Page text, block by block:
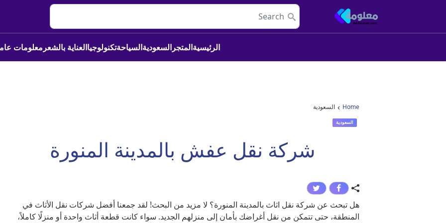
Main Navigation
الرئيسيةالمتجرالسعوديةالسياحةتكنولوجياالعناية بالشعر معلومات
Home
› السعودية
السعودية
شركة نقل عفش بالمدينة المنورة
هل تبحث عن شركة نقل اثاث بالمدينة المنورة؟ لا مزيد من البحث! لقد جمعنا أفضل شركات نقل الأثاث في
المنطقة، حتى تتمكن من نقل أغراضك بأمان إلى منزلهم الجديد. سواء كانت قطعة أثاث واحدة أو منزلًا كاملاً،